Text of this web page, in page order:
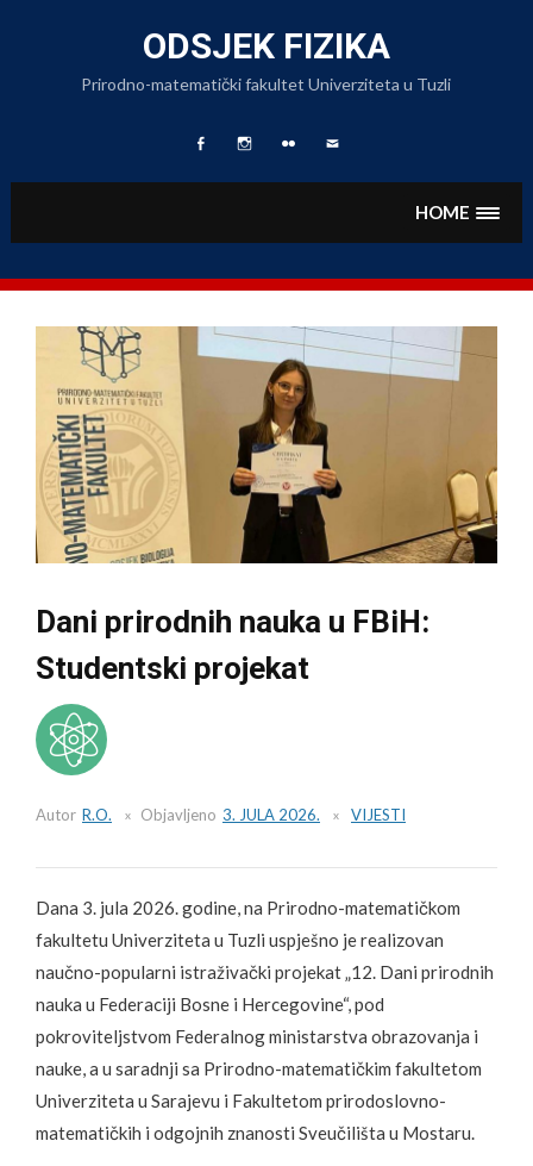
content
ODSJEK FIZIKA
Prirodno-matematički fakultet Univerziteta u Tuzli
Page
na
Albumnam
HOME
Dani prirodnih nauka u FBiH:
Studentski projekat
Autor R.O. Objavljeno 3. JULA 2026. VIJESTI
Dana 3. jula 2026. godine, na Prirodno-matematičkom
fakultetu Univerziteta u Tuzli uspješno je realizovan
naučno-popularni istraživački projekat „12. Dani prirodnih
nauka u Federaciji Bosne i Hercegovine“, pod
pokroviteljstvom Federalnog ministarstva obrazovanja i
nauke, a u saradnji sa Prirodno-matematičkim fakultetom
Univerziteta u Sarajevu i Fakultetom prirodoslovno-
matematičkih i odgojnih znanosti Sveučilišta u Mostaru.